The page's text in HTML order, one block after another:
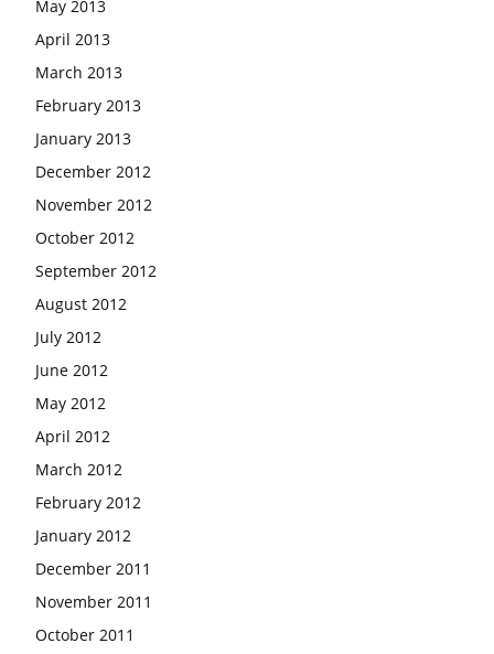
May 2013
April 2013
March 2013
February 2013
January 2013
December 2012
November 2012
October 2012
September 2012
August 2012
July 2012
June 2012
May 2012
April 2012
March 2012
February 2012
January 2012
December 2011
November 2011
October 2011